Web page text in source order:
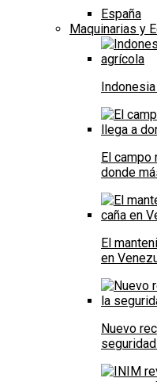
España
Maquinarias y
El campo
donde
El
en
Nuevo